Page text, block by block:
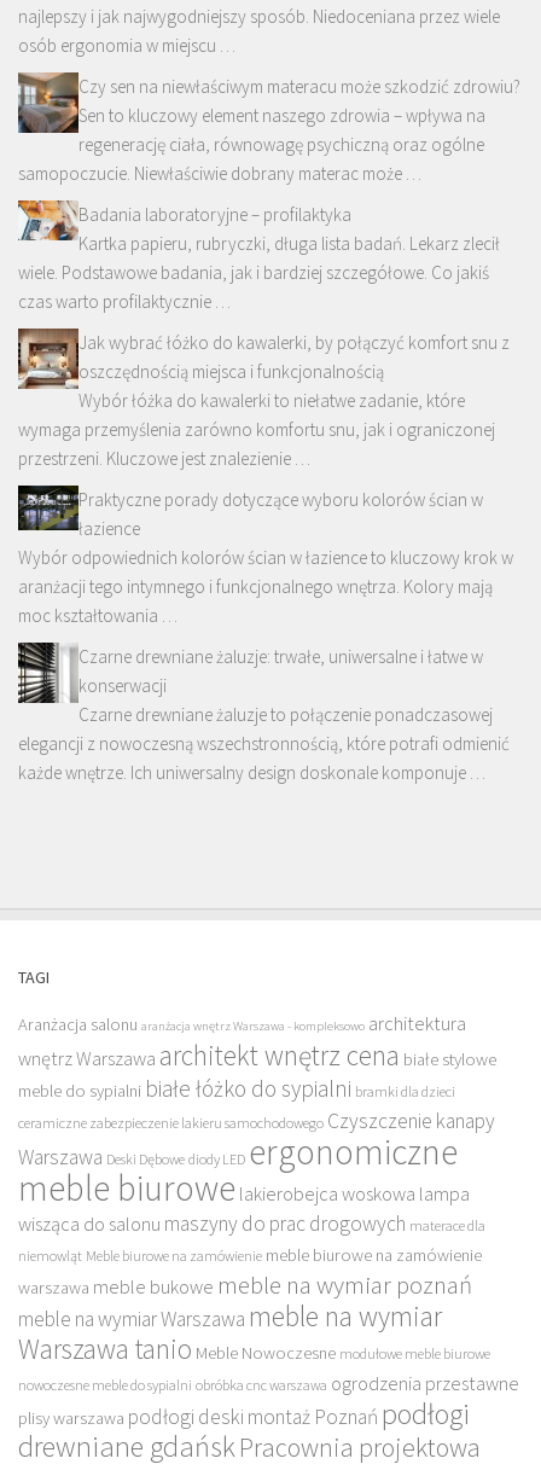
najlepszy i jak najwygodniejszy sposób. Niedoceniana przez wiele
osób ergonomia w miejscu …
Czy sen na niewłaściwym materacu może szkodzić zdrowiu?
Sen to kluczowy element naszego zdrowia – wpływa na
regenerację ciała, równowagę psychiczną oraz ogólne
samopoczucie. Niewłaściwie dobrany materac może …
Badania laboratoryjne – profilaktyka
Kartka papieru, rubryczki, długa lista badań. Lekarz zlecił
wiele. Podstawowe badania, jak i bardziej szczegółowe. Co jakiś
czas warto profilaktycznie …
Jak wybrać łóżko do kawalerki, by połączyć komfort snu z
oszczędnością miejsca i funkcjonalnością
Wybór łóżka do kawalerki to niełatwe zadanie, które
wymaga przemyślenia zarówno komfortu snu, jak i ograniczonej
przestrzeni. Kluczowe jest znalezienie …
Praktyczne porady dotyczące wyboru kolorów ścian w
łazience
Wybór odpowiednich kolorów ścian w łazience to kluczowy krok w
aranżacji tego intymnego i funkcjonalnego wnętrza. Kolory mają
moc kształtowania …
Czarne drewniane żaluzje: trwałe, uniwersalne i łatwe w
konserwacji
Czarne drewniane żaluzje to połączenie ponadczasowej
elegancji z nowoczesną wszechstronnością, które potrafi odmienić
każde wnętrze. Ich uniwersalny design doskonale komponuje …
TAGI
Aranżacja salonu aranżacja wnętrz Warszawa - kompleksowo architektura
wnętrz Warszawa architekt wnętrz cena białe stylowe
meble do sypialni białe łóżko do sypialni bramki dla dzieci
ceramiczne zabezpieczenie lakieru samochodowego Czyszczenie kanapy
Warszawa Deski Dębowe diody LED ergonomiczne
meble biurowe lakierobejca woskowa lampa
wisząca do salonu maszyny do prac drogowych materace dla
niemowląt Meble biurowe na zamówienie meble biurowe na zamówienie
warszawa meble bukowe meble na wymiar poznań
meble na wymiar Warszawa meble na wymiar
Warszawa tanio Meble Nowoczesne modułowe meble biurowe
nowoczesne meble do sypialni obróbka cnc warszawa ogrodzenia przestawne
plisy warszawa podłogi deski montaż Poznań podłogi
drewniane gdańskPracownia projektowa